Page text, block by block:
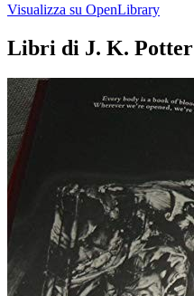
Visualizza su OpenLibrary
Libri di J. K. Potter